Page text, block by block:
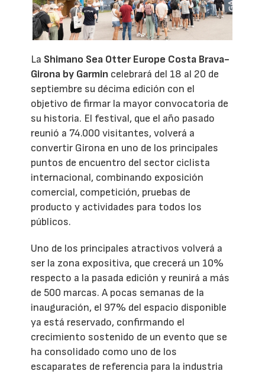
La Shimano Sea Otter Europe Costa Brava-
Girona by Garmin celebrará del 18 al 20 de
septiembre su décima edición con el
objetivo de firmar la mayor convocatoria de
su historia. El festival, que el año pasado
reunió a 74.000 visitantes, volverá a
convertir Girona en uno de los principales
puntos de encuentro del sector ciclista
internacional, combinando exposición
comercial, competición, pruebas de
producto y actividades para todos los
públicos.
Uno de los principales atractivos volverá a
ser la zona expositiva, que crecerá un 10%
respecto a la pasada edición y reunirá a más
de 500 marcas. A pocas semanas de la
inauguración, el 97% del espacio disponible
ya está reservado, confirmando el
crecimiento sostenido de un evento que se
ha consolidado como uno de los
escaparates de referencia para la industria